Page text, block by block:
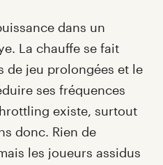
dans un
La chauffe se fait
de jeu prolongées et le
ses fréquences
existe, surtout
donc. Rien de
les joueurs assidus